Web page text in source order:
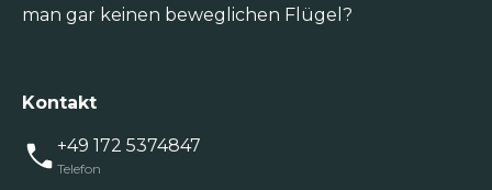
man gar keinen beweglichen Flügel?
Kontakt
+49 172 5374847
Telefon